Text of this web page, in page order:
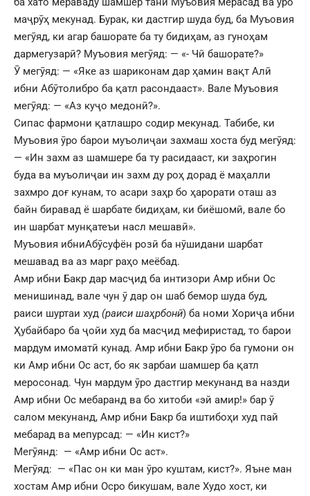
маҷрӯҳ мекунад. Бурак, ки дастгир шуда буд, ба Муъовия
мегӯяд, ки агар башорате ба ту бидиҳам, аз гуноҳам
дармегузарӣ? Муъовия мегӯяд: — «- Чӣ башорате?»
Ӯ мегӯяд: — «Яке аз шариконам дар ҳамин вақт Алӣ
ибни Абӯтолибро ба қатл расондааст». Вале Муъовия
мегӯяд: — «Аз куҷо медонӣ?».
Сипас фармони қатлашро содир мекунад. Табибе, ки
Муъовия ӯро барои муъолиҷаи захмаш хоста буд мегӯяд:
— «Ин захм аз шамшере ба ту расидааст, ки заҳрогин
буда ва муъолиҷаи ин захм ду роҳ дорад ё маҳалли
захмро доғ кунам, то асари заҳр бо ҳарорати оташ аз
байн биравад ё шарбате бидиҳам, ки биёшомӣ, вале бо
ин шарбат мунқатеъи насл мешавӣ».
Муъовия ибниАбӯсуфён розӣ ба нӯшидани шарбат
мешавад ва аз марг раҳо меёбад.
Амр ибни Бакр дар масҷид ба интизори Амр ибни Ос
менишинад, вале чун ӯ дар он шаб бемор шуда буд,
раиси шуртаи худ (раиси шаҳрбонӣ) ба номи Хориҷа ибни
Ҳубайбаро ба ҷойи худ ба масҷид мефиристад, то барои
мардум имоматӣ кунад. Амр ибни Бакр ӯро ба гумони он
ки Амр ибни Ос аст, бо як зарбаи шамшер ба қатл
меросонад. Чун мардум ӯро дастгир мекунанд ва назди
Амр ибни Ос мебаранд ва бо хитоби «эй амир!» бар ӯ
салом мекунанд, Амр ибни Бакр ба иштибоҳи худ пай
мебарад ва мепурсад: — «Ин кист?»
Мегӯянд: — «Амр ибни Ос аст».
Мегӯяд: — «Пас он ки ман ӯро куштам, кист?». Яъне ман
хостам Амр ибни Осро бикушам, вале Худо хост, ки